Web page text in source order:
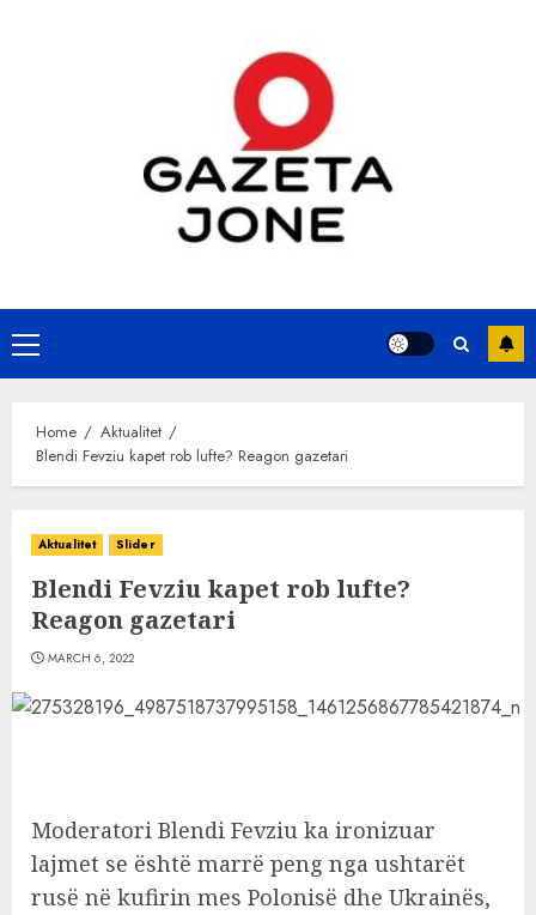
Primary
Menu
Home
Aktualitet
Blendi Fevziu kapet rob lufte? Reagon gazetari
Aktualitet Slider
Blendi Fevziu kapet rob lufte?
Reagon gazetari
MARCH 6, 2022
Moderatori Blendi Fevziu ka ironizuar
lajmet se është marrë peng nga ushtarët
rusë në kufirin mes Polonisë dhe Ukrainës,